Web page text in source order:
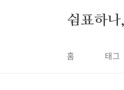
쉼표하
홈 태그